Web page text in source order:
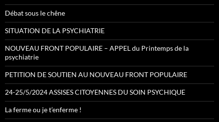
Débat sous le chêne
SITUATION DE LA PSYCHIATRIE
NOUVEAU FRONT POPULAIRE – APPEL du Printemps de la
psychiatrie
PETITION DE SOUTIEN AU NOUVEAU FRONT POPULAIRE
24-25/5/2024 ASSISES CITOYENNES DU SOIN PSYCHIQUE
La ferme ou je t’enferme !